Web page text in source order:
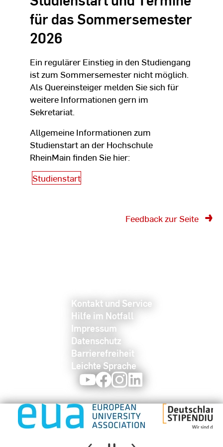
für das Sommersemester
2026
Ein regulärer Einstieg in den Studiengang
ist zum Sommersemester nicht möglich.
Als Quereinsteiger melden Sie sich für
weitere Informationen gern im
Sekretariat.
Allgemeine Informationen zum
Studienstart an der Hochschule
RheinMain finden Sie hier:
Studienstart
Feedback zur Seite
Kontakt und Service
Hilfe im Notfall
Impressum
Datenschutz
Barrierefreiheit
Leichte Sprache
YoutubeFacebookInstagram